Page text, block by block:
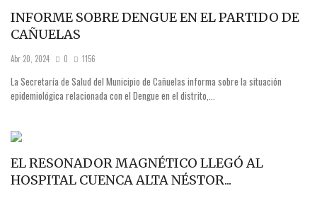
INFORME SOBRE DENGUE EN EL PARTIDO DE
CAÑUELAS
Abr 20, 2024 0 1156
La Secretaría de Salud del Municipio de Cañuelas informa sobre la situación
epidemiológica relacionada con el Dengue en el distrito,...
EL RESONADOR MAGNÉTICO LLEGÓ AL
HOSPITAL CUENCA ALTA NÉSTOR...